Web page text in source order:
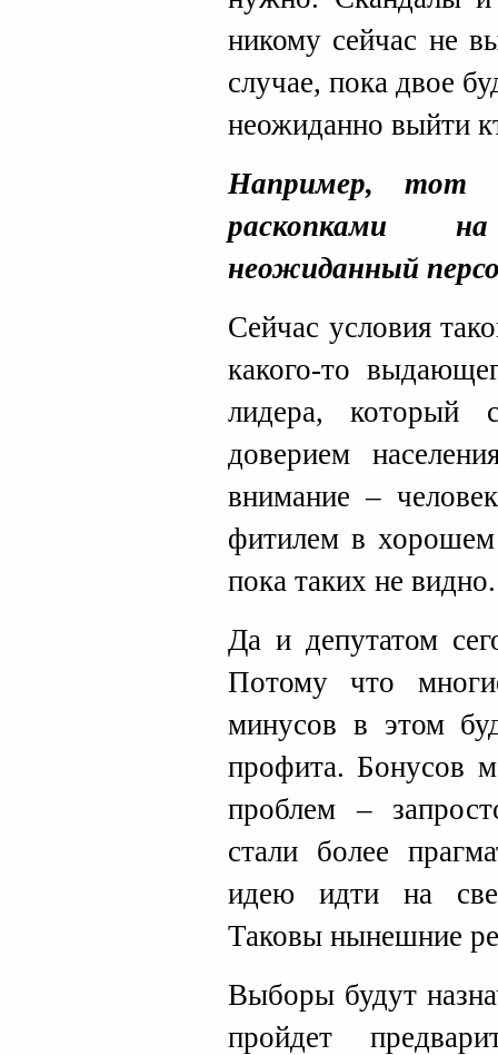
никому сейчас не
случае, пока двое
неожиданно выйти
Например, тот
раскопками
неожиданный
Сейчас условия
какого-то
лидера, который
доверием
внимание –
фитилем в
пока таких не видно.
Да и депутатом
Потому что
минусов в этом
профита. Бонусов
проблем –
стали более
идею идти на
Таковы нынешние
Выборы будут
пройдет